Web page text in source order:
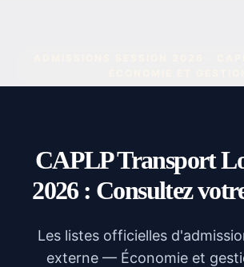
CAPLP Transport
2026 : Consultez
Les listes officielles
externe — Économie et